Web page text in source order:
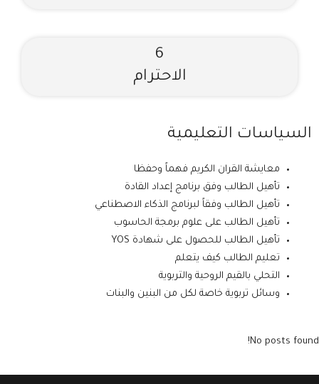
6
الاحترام
السياسات التعليمية
معايشة القران الكريم فهماً وحفظا
تأهيل الطالب وفق برنامج إعداد القادة
تأهيل الطالب وفقاً لبرنامج الذكاء الاصطناعي
تأهيل الطالب على علوم برمجة الحاسوب
تأهيل الطالب للحصول على شهادة YOS
تعليم الطالب كيف يتعلم
التحلي بالقيم الروحية والتربوية
وسائل تربوية خاصة لكل من البنين والبنات
No posts found!